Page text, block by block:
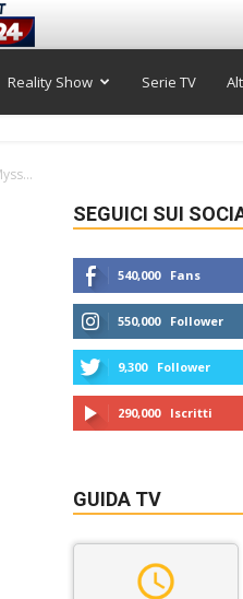
Reality Show Serie TV
SEGUICI SUI
540,000 Fans
550,000 Follower
9,300 Follower
290,000 Iscritti
GUIDA TV